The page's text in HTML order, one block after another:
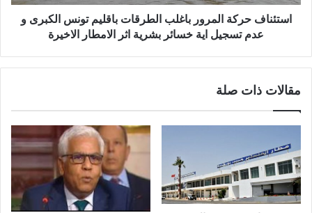
استئناف حركة المرور باغلب الطرقات باقليم تونس الكبرى و
عدم تسجيل اية خسائر بشرية اثر الامطار الاخيرة
مقالات ذات صلة